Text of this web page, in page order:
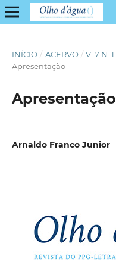
INÍCIO / ACERVO / V. 7 N.
Apresentação
Apresentação
Arnaldo Franco Junior